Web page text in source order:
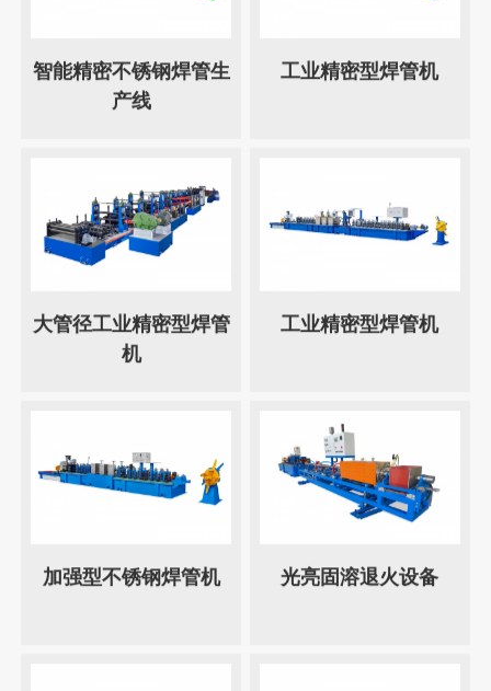
智能精密不锈钢焊管生
产线
工业精密型焊管机
大管径工业精密型焊管
机
工业精密型焊管机
加强型不锈钢焊管机 光亮固溶退火设备